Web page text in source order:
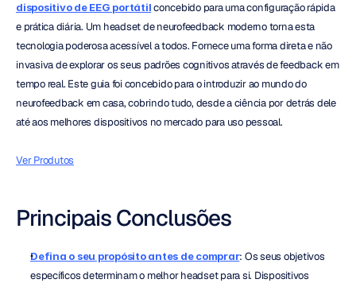
dispositivo de EEG portátil concebido para uma configuração rápida
e prática diária. Um headset de neurofeedback moderno torna esta
tecnologia poderosa acessível a todos. Fornece uma forma direta e não
invasiva de explorar os seus padrões cognitivos através de feedback em
tempo real. Este guia foi concebido para o introduzir ao mundo do
neurofeedback em casa, cobrindo tudo, desde a ciência por detrás dele
até aos melhores dispositivos no mercado para uso pessoal.
Ver Produtos
Principais Conclusões
Defina o seu propósito antes de comprar: Os seus objetivos
específicos determinam o melhor headset para si. Dispositivos